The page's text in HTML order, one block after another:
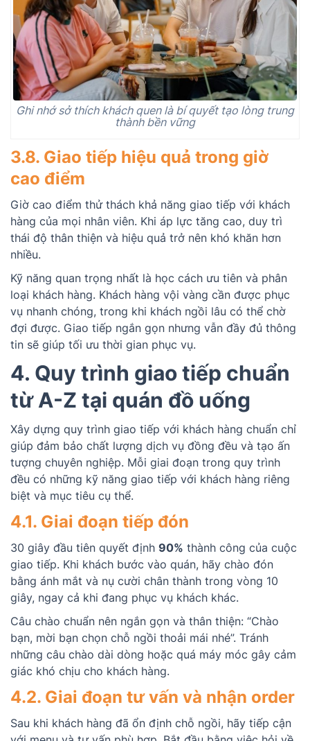
Ghi nhớ sở thích khách quen là bí quyết tạo lòng trung
thành bền vững
3.8. Giao tiếp hiệu quả trong giờ
cao điểm
Giờ cao điểm thử thách khả năng giao tiếp với khách
hàng của mọi nhân viên. Khi áp lực tăng cao, duy trì
thái độ thân thiện và hiệu quả trở nên khó khăn hơn
nhiều.
Kỹ năng quan trọng nhất là học cách ưu tiên và phân
loại khách hàng. Khách hàng vội vàng cần được phục
vụ nhanh chóng, trong khi khách ngồi lâu có thể chờ
đợi được. Giao tiếp ngắn gọn nhưng vẫn đầy đủ thông
tin sẽ giúp tối ưu thời gian phục vụ.
4. Quy trình giao tiếp chuẩn
từ A-Z tại quán đồ uống
Xây dựng quy trình giao tiếp với khách hàng chuẩn chỉ
giúp đảm bảo chất lượng dịch vụ đồng đều và tạo ấn
tượng chuyên nghiệp. Mỗi giai đoạn trong quy trình
đều có những kỹ năng giao tiếp với khách hàng riêng
biệt và mục tiêu cụ thể.
4.1. Giai đoạn tiếp đón
30 giây đầu tiên quyết định 90% thành công của cuộc
giao tiếp. Khi khách bước vào quán, hãy chào đón
bằng ánh mắt và nụ cười chân thành trong vòng 10
giây, ngay cả khi đang phục vụ khách khác.
Câu chào chuẩn nên ngắn gọn và thân thiện: “Chào
bạn, mời bạn chọn chỗ ngồi thoải mái nhé”. Tránh
những câu chào dài dòng hoặc quá máy móc gây cảm
giác khó chịu cho khách hàng.
4.2. Giai đoạn tư vấn và nhận order
Sau khi khách hàng đã ổn định chỗ ngồi, hãy tiếp cận